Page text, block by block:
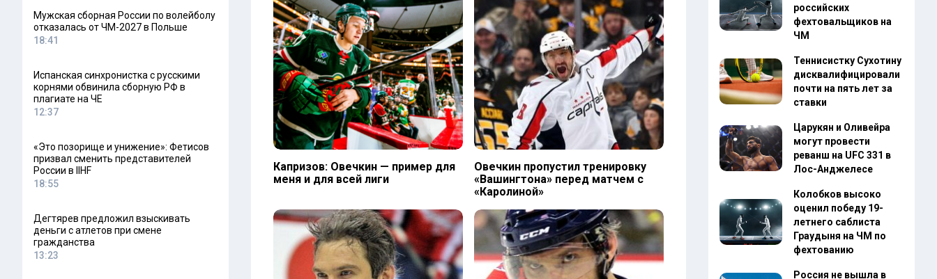
Мужская сборная России по волейболу
отказалась от ЧМ-2027 в Польше
18:41
Испанская синхронистка с русскими
корнями обвинила сборную РФ в
плагиате на ЧЕ
12:37
«Это позорище и унижение»: Фетисов
призвал сменить представителей
России в IIHF
18:55
Дегтярев предложил взыскивать
деньги с атлетов при смене
гражданства
13:23
Капризов: Овечкин — пример для
меня и для всей лиги
Овечкин пропустил тренировку
«Вашингтона» перед матчем с
«Каролиной»
российских
фехтовальщиков на
ЧМ
Теннисистку Сухотину
дисквалифицировали
почти на пять лет за
ставки
Царукян и Оливейра
могут провести
реванш на UFC 331 в
Лос-Анджелесе
Колобков высоко
оценил победу 19-
летнего саблиста
Граудыня на ЧМ по
фехтованию
Россия не вышла в